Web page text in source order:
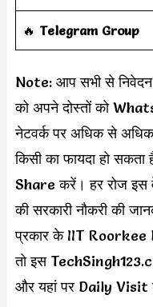
‎️‍🔥 Telegram Group
Note: आप सभी से
को अपने दोस्तों को
नेटवर्क पर अधिक से
किसी का फायदा हो
Share करें। हर रोज इस
की सरकारी नौकरी की
प्रकार के IIT Roorkee
तो इस
और यहां पर Daily Visit